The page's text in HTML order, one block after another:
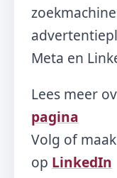
Meta en
Lees meer
pagina
Volg of
op LinkedIn